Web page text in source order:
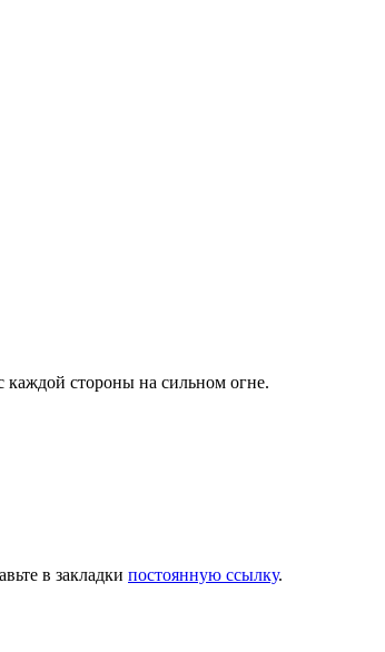
каждой стороны на сильном огне.
в закладки постоянную ссылку.